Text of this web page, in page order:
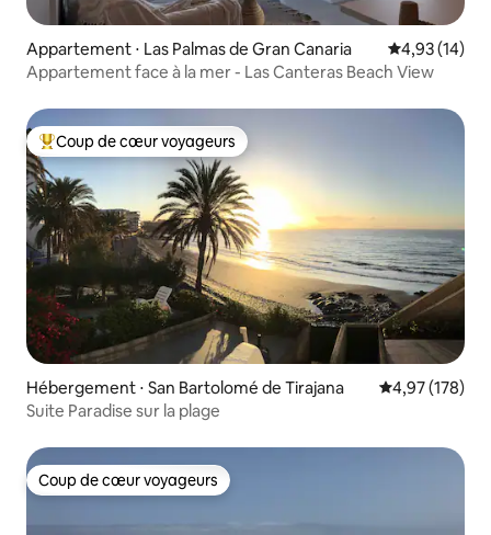
Appartement ⋅ Las Palmas de Gran Canaria Évaluation
4,93 (14)
Appartement face à la mer - Las Canteras Beach View
Coups de cœur voyageurs les plus appréciés
Coup de cœur voyageurs
Hébergement ⋅ San Bartolomé de Tirajana Évaluation
4,97 (178)
Suite Paradise sur la plage
Coup de cœur voyageurs
Coup de cœur voyageurs